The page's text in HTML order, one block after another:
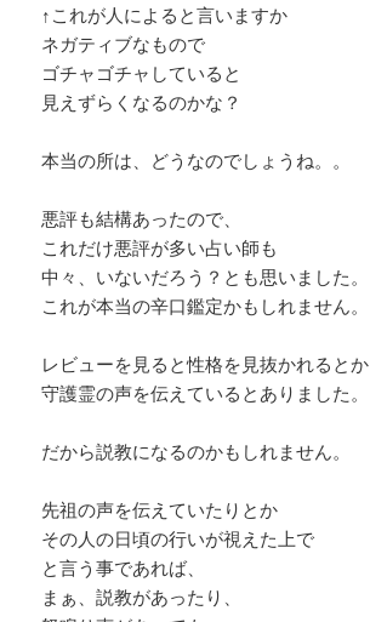
↑これが人によると言いますか
ネガティブなもので
ゴチャゴチャしていると
見えずらくなるのかな？
本当の所は、どうなのでしょうね。。
悪評も結構あったので、
これだけ悪評が多い占い師も
中々、いないだろう？とも思いました。
これが本当の辛口鑑定かもしれません。
レビューを見ると性格を見抜かれるとか
守護霊の声を伝えているとありました。
だから説教になるのかもしれません。
先祖の声を伝えていたりとか
その人の日頃の行いが視えた上で
と言う事であれば、
まぁ、説教があったり、